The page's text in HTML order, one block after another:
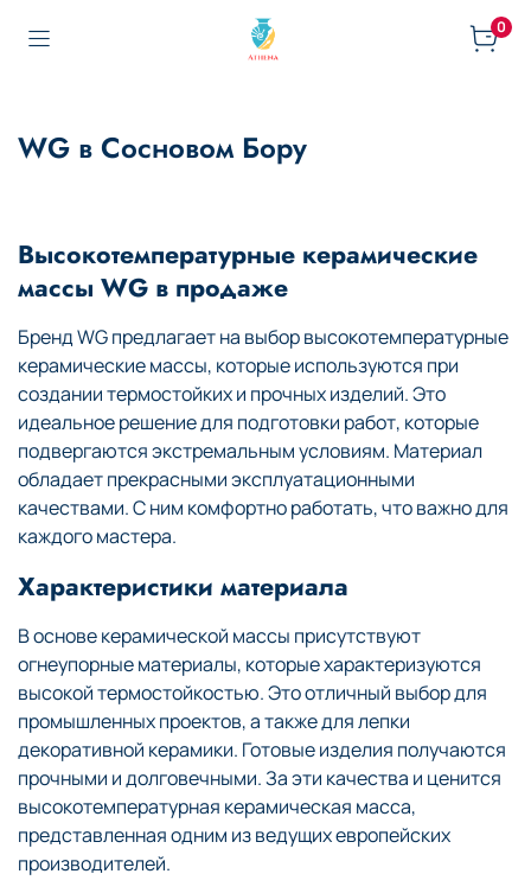
0
WG в Сосновом Бору
Высокотемпературные керамические
массы WG в продаже
Бренд WG предлагает на выбор высокотемпературные
керамические массы, которые используются при
создании термостойких и прочных изделий. Это
идеальное решение для подготовки работ, которые
подвергаются экстремальным условиям. Материал
обладает прекрасными эксплуатационными
качествами. С ним комфортно работать, что важно для
каждого мастера.
Характеристики материала
В основе керамической массы присутствуют
огнеупорные материалы, которые характеризуются
высокой термостойкостью. Это отличный выбор для
промышленных проектов, а также для лепки
декоративной керамики. Готовые изделия получаются
прочными и долговечными. За эти качества и ценится
высокотемпературная керамическая масса,
представленная одним из ведущих европейских
производителей.